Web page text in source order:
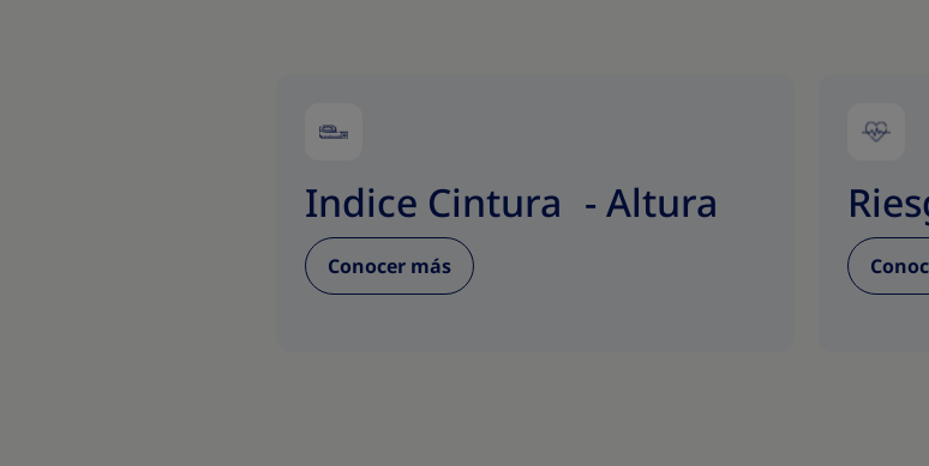
Indice Cintura - Altura
Conocer más